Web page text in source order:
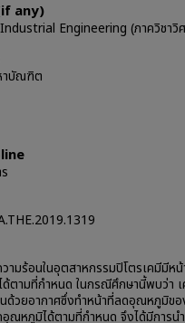
any)
Engineering (ภาควิชาวิ
าบัณฑิต
ามร้อนในอุตสาหกรรมปิโตรเคมีมี
ด้ตามที่กำหนด ในกรณีศึกษานี้พบว่า
ด้วยอากาศซึ่งทำหน้าที่ลดอุณหภูมิขอ
ณหภูมิได้ตามที่กำหนด จึงได้มีการน